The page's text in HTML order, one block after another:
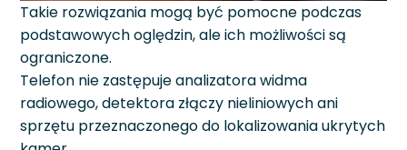
Takie rozwiązania mogą być pomocne podczas
podstawowych oględzin, ale ich możliwości są
ograniczone.
Telefon nie zastępuje analizatora widma
radiowego, detektora złączy nieliniowych ani
sprzętu przeznaczonego do lokalizowania ukrytych